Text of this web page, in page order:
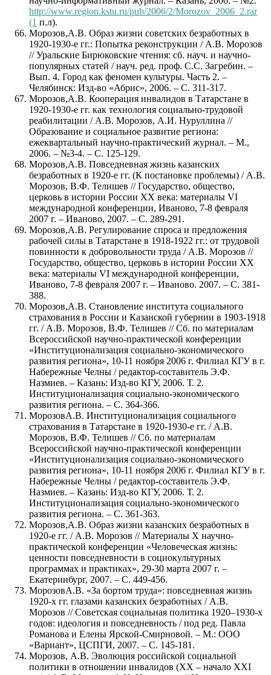
http://www.region.kstu.ru/pub/2006/2/Morozov_2006_2.rar
(1 п.л).
Морозов,А.В. Образ жизни советских безработных в
1920-1930-е гг.: Попытка реконструкции / А.В. Морозов
// Уральские Бирюковские чтения: сб. науч. и научно-
популярных статей / науч. ред. проф. С.С. Загребин. –
Вып. 4. Город как феномен культуры. Часть 2. –
Челябинск: Изд-во «Абрис», 2006. – С. 311-317.
Морозов,А.В. Кооперация инвалидов в Татарстане в
1920-1930-е гг. как технология социально-трудовой
реабилитации / А.В. Морозов, А.И. Нуруллина //
Образование и социальное развитие региона:
ежеквартальный научно-практический журнал. – М.,
2006. – №3-4. – С. 125-129.
Морозов,А.В. Повседневная жизнь казанских
безработных в 1920-е гг. (К постановке проблемы) / А.В.
Морозов, В.Ф. Телишев // Государство, общество,
церковь в истории России ХХ века: материалы VI
международной конференции, Иваново, 7-8 февраля
2007 г. – Иваново, 2007. – С. 289-291.
Морозов,А.В. Регулирование спроса и предложения
рабочей силы в Татарстане в 1918-1922 гг.: от трудовой
повинности к добровольности труда / А.В. Морозов //
Государство, общество, церковь в истории России ХХ
века: материалы VI международной конференции,
Иваново, 7-8 февраля 2007 г. – Иваново. 2007. – С. 381-
388.
Морозов,А.В. Становление института социального
страхования в России и Казанской губернии в 1903-1918
гг. / А.В. Морозов, В.Ф. Телишев // Сб. по материалам
Всероссийской научно-практической конференции
«Институционализация социально-экономического
развития региона», 10-11 ноября 2006 г. Филиал КГУ в г.
Набережные Челны / редактор-составитель Э.Ф.
Назмиев. – Казань: Изд-во КГУ, 2006. Т. 2.
Институционализация социально-экономического
развития региона. – С. 364-366.
МорозовА.В. Институционализация социального
страхования в Татарстане в 1920-1930-е гг. / А.В.
Морозов, В.Ф. Телишев // Сб. по материалам
Всероссийской научно-практической конференции
«Институционализация социально-экономического
развития региона», 10-11 ноября 2006 г. Филиал КГУ в г.
Набережные Челны / редактор-составитель Э.Ф.
Назмиев. – Казань: Изд-во КГУ, 2006. Т. 2.
Институционализация социально-экономического
развития региона. – С. 361-363.
Морозов,А.В. Образ жизни казанских безработных в
1920-е гг. / А.В. Морозов // Материалы X научно-
практической конференции «Человеческая жизнь:
ценности повседневности в социокультурных
программах и практиках», 29-30 марта 2007 г. –
Екатеринбург, 2007. – С. 449-456.
МорозовА.В. «За бортом труда»: повседневная жизнь
1920-х гг. глазами казанских безработных / А.В.
Морозов // Советская социальная политика 1920–1930-х
годов: идеология и повседневность / под ред. Павла
Романова и Елены Ярской-Смирновой. – М.: ООО
«Вариант», ЦСПГИ, 2007. – С. 145-181.
Морозов, А.В. Эволюция российской социальной
политики в отношении инвалидов (ХХ – начало ХХI